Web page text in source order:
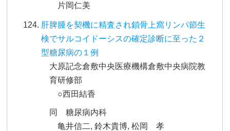
片岡仁美
肝脾腫を契機に精査され鎖骨上窩リンパ節生
検でサルコイドーシスの確定診断に至った２
型糖尿病の１例
大原記念倉敷中央医療機構倉敷中央病院教
育研修部
○西田結香
同 糖尿病内科
亀井信二, 鈴木貴博, 松岡 孝